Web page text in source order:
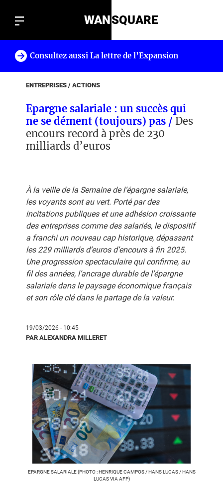
WANSQUARE
Consultez aussi La lettre de l’Expansion
ENTREPRISES / ACTIONS
Epargne salariale : un succès qui
ne se dément (toujours) pas / Des
encours record à près de 230
milliards d’euros
À la veille de la Semaine de l’épargne salariale,
les voyants sont au vert. Porté par des
incitations publiques et une adhésion croissante
des entreprises comme des salariés, le dispositif
a franchi un nouveau cap historique, dépassant
les 229 milliards d’euros d’encours à fin 2025.
Une progression spectaculaire qui confirme, au
fil des années, l’ancrage durable de l’épargne
salariale dans le paysage économique français
et son rôle clé dans le partage de la valeur.
19/03/2026 - 10:45
PAR ALEXANDRA MILLERET
EPARGNE SALARIALE (PHOTO : HENRIQUE CAMPOS / HANS LUCAS / HANS
LUCAS VIA AFP)